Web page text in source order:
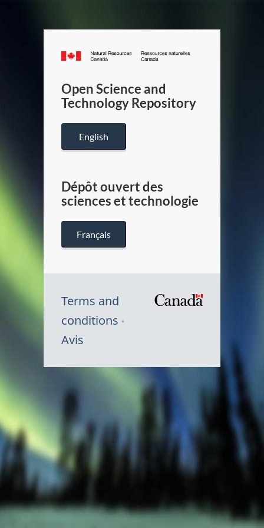
Canada.ca
/
Canada
Open Science and
Technology Repository
English
Dépôt ouvert des
sciences et technologie
Français
Terms and
conditions
Avis
Canada